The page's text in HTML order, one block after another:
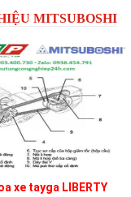
MITSUBOSHI
xe tayga LIBERTY